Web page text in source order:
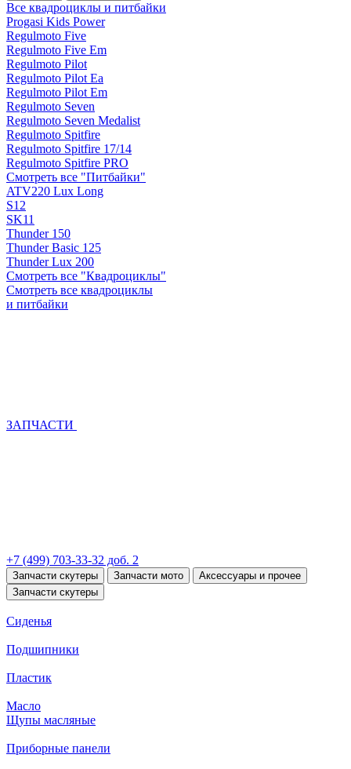
Все квадроциклы и питбайки
Progasi Kids Power
Regulmoto Five
Regulmoto Five Em
Regulmoto Pilot
Regulmoto Pilot Ea
Regulmoto Pilot Em
Regulmoto Seven
Regulmoto Seven Medalist
Regulmoto Spitfire
Regulmoto Spitfire 17/14
Regulmoto Spitfire PRO
Смотреть все "Питбайки"
ATV220 Lux Long
S12
SK11
Thunder 150
Thunder Basic 125
Thunder Lux 200
Смотреть все "Квадроциклы"
Смотреть все квадроциклы
и питбайки
ЗАПЧАСТИ
+7 (499) 703-33-32 доб. 2
Запчасти скутеры Запчасти мото
Аксессуары и прочее
Запчасти скутеры
Сиденья
Подшипники
Пластик
Масло
Щупы масляные
Приборные панели